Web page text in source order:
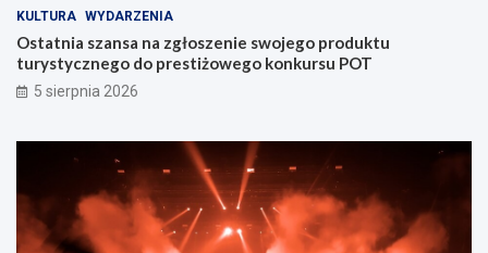
KULTURA WYDARZENIA
Ostatnia szansa na zgłoszenie swojego produktu
turystycznego do prestiżowego konkursu POT
5 sierpnia 2026